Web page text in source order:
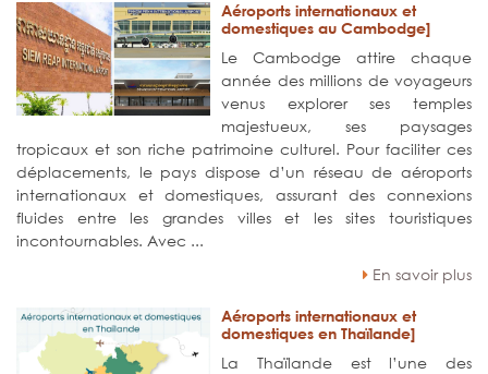
Aéroports internationaux et
domestiques au Cambodge]
Le Cambodge attire chaque
année des millions de voyageurs
venus explorer ses temples
majestueux, ses paysages
tropicaux et son riche patrimoine culturel. Pour faciliter ces
déplacements, le pays dispose d’un réseau de aéroports
internationaux et domestiques, assurant des connexions
fluides entre les grandes villes et les sites touristiques
incontournables. Avec ...
En savoir plus
Aéroports internationaux et
domestiques en Thaïlande]
La Thaïlande est l’une des